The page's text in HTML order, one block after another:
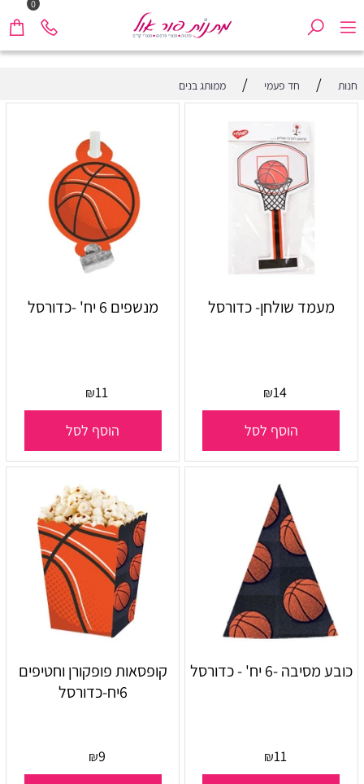
0
חנות / חד פעמי / ממותג בנים
מעמד שולחן- כדורסל
₪14
הוסף לסל
מנשפים 6 יח' -כדורסל
₪11
הוסף לסל
כובע מסיבה -6 יח' - כדורסל
₪11
קופסאות פופקורן וחטיפים
6יח-כדורסל
₪9